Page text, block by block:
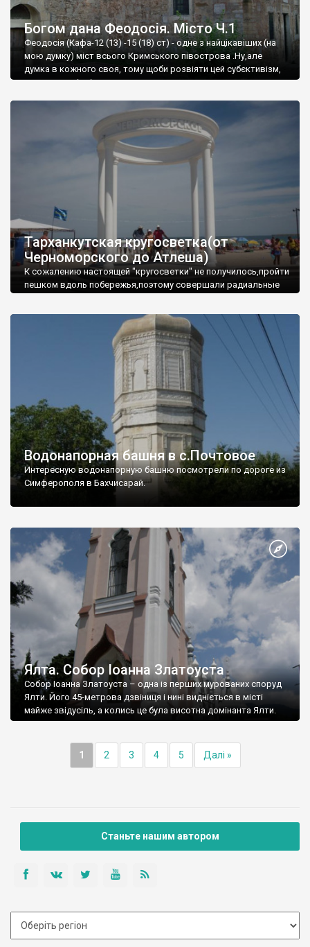
Богом дана Феодосія. Місто Ч.1
Феодосія (Кафа-12 (13) -15 (18) ст) - одне з найцікавіших (на
мою думку) міст всього Кримського півострова .Ну,але
думка в кожного своя, тому щоби розвіяти цей субєктивізм,
запрошую відвідати це
Тарханкутская кругосветка(от
Черноморского до Атлеша)
К сожалению настоящей "кругосветки" не получилось,пройти
пешком вдоль побережья,поэтому совершали радиальные
Водонапорная башня в с.Почтовое
Интересную водонапорную башню посмотрели по дороге из
Симферополя в Бахчисарай.
Ялта. Собор Іоанна Златоуста
Собор Іоанна Златоуста – одна із перших мурованих споруд
Ялти. Його 45-метрова дзвіниця і нині видніється в місті
майже звідусіль, а колись це була висотна домінанта Ялти.
1 2 3 4 5 Далі »
Станьте нашим автором